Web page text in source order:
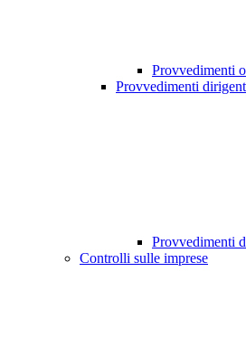
Provvedimenti
Provvedimenti
Provvedimenti
Controlli sulle imprese